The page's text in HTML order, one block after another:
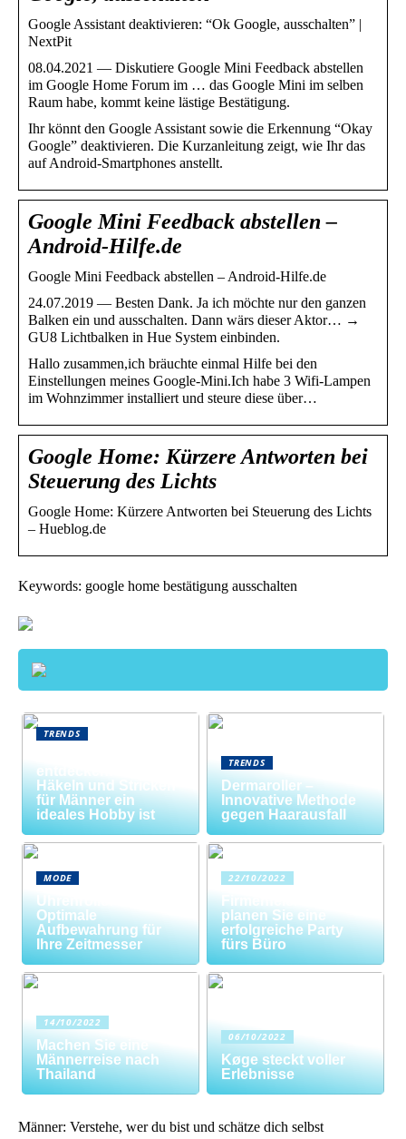
Google Assistant deaktivieren: “Ok Google, ausschalten” |
NextPit
08.04.2021 — Diskutiere Google Mini Feedback abstellen
im Google Home Forum im … das Google Mini im selben
Raum habe, kommt keine lästige Bestätigung.
Ihr könnt den Google Assistant sowie die Erkennung “Okay
Google” deaktivieren. Die Kurzanleitung zeigt, wie Ihr das
auf Android-Smartphones anstellt.
Google Mini Feedback abstellen –
Android-Hilfe.de
Google Mini Feedback abstellen – Android-Hilfe.de
24.07.2019 — Besten Dank. Ja ich möchte nur den ganzen
Balken ein und ausschalten. Dann wärs dieser Aktor… →
GU8 Lichtbalken in Hue System einbinden.
Hallo zusammen,ich bräuchte einmal Hilfe bei den
Einstellungen meines Google-Mini.Ich habe 3 Wifi-Lampen
im Wohnzimmer installiert und steure diese über…
Google Home: Kürzere Antworten bei
Steuerung des Lichts
Google Home: Kürzere Antworten bei Steuerung des Lichts
– Hueblog.de
Keywords: google home bestätigung ausschalten
TRENDS
entdecken: Warum
Häkeln und Stricken
für Männer ein
ideales Hobby ist
TRENDS
Dermaroller –
Innovative Methode
gegen Haarausfall
MODE
Uhrenrolle: Die
Optimale
Aufbewahrung für
Ihre Zeitmesser
22/10/2022
Firmenfeier? So
planen Sie eine
erfolgreiche Party
fürs Büro
14/10/2022
Machen Sie eine
Männerreise nach
Thailand
06/10/2022
Køge steckt voller
Erlebnisse
Männer: Verstehe, wer du bist und schätze dich selbst